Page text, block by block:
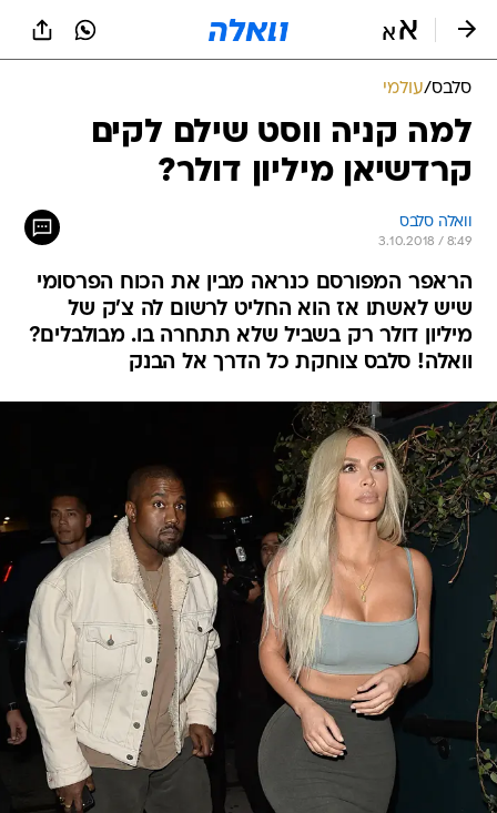
סלבס/עולמי
למה קניה ווסט שילם לקים
קרדשיאן מיליון דולר?
וואלה סלבס
3.10.2018 / 8:49
הראפר המפורסם כנראה מבין את הכוח הפרסומי
שיש לאשתו אז הוא החליט לרשום לה צ'ק של
מיליון דולר רק בשביל שלא תתחרה בו. מבולבלים?
וואלה! סלבס צוחקת כל הדרך אל הבנק